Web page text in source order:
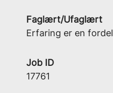
Faglært/Ufaglært
Erfaring er en fordel
Job ID
17761